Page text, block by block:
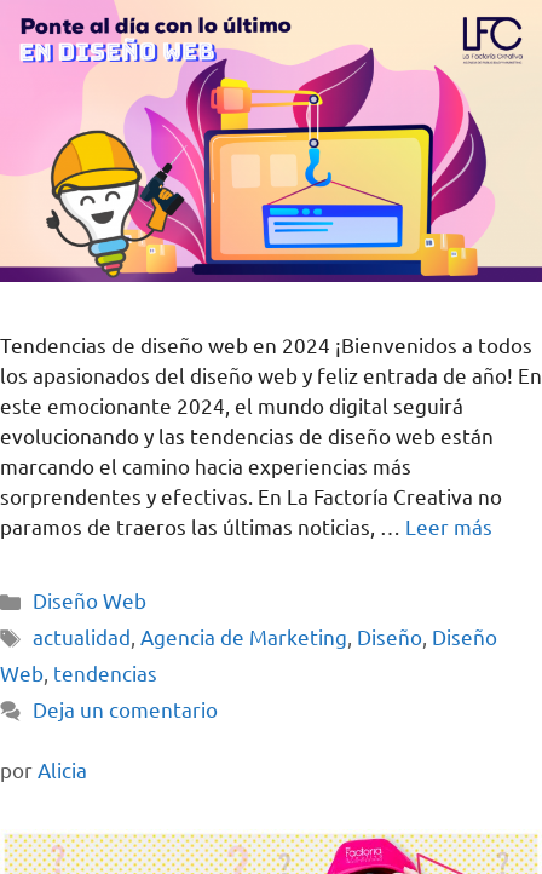
Tendencias de diseño web en 2024 ¡Bienvenidos a todos
los apasionados del diseño web y feliz entrada de año! En
este emocionante 2024, el mundo digital seguirá
evolucionando y las tendencias de diseño web están
marcando el camino hacia experiencias más
sorprendentes y efectivas. En La Factoría Creativa no
paramos de traeros las últimas noticias, … Leer más
Diseño Web
actualidad,Agencia de Marketing, Diseño, Diseño
Web, tendencias
Deja un comentario
porAlicia